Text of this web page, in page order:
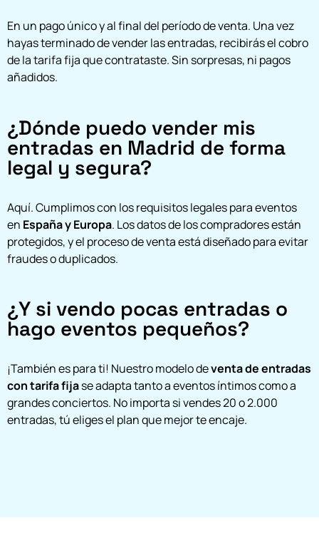
En un pago único y al final del período de venta. Una vez
hayas terminado de vender las entradas, recibirás el cobro
de la tarifa fija que contrataste. Sin sorpresas, ni pagos
añadidos.
¿Dónde puedo vender mis
entradas en Madrid de forma
legal y segura?
Aquí. Cumplimos con los requisitos legales para eventos
en España y Europa. Los datos de los compradores están
protegidos, y el proceso de venta está diseñado para evitar
fraudes o duplicados.
¿Y si vendo pocas entradas o
hago eventos pequeños?
¡También es para ti! Nuestro modelo deventa de entradas
con tarifa fijase adapta tanto a eventos íntimos como a
grandes conciertos. No importa si vendes 20 o 2.000
entradas, tú eliges el plan que mejor te encaje.